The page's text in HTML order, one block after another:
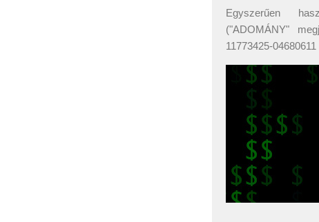
Egyszerűen
("ADOMÁNY"
11773425-04680611